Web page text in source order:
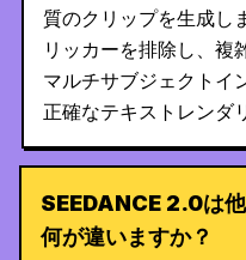
質のクリップを生成し
リッカーを排除し、複
マルチサブジェクトイ
正確なテキストレンダ
SEEDANCE 2.0は
何が違いますか？